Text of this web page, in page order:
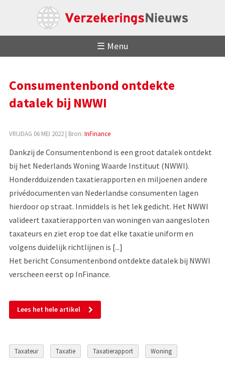
☰ Menu
Consumentenbond ontdekte
datalek bij NWWI
VRIJDAG 06 MEI 2022| Bron: InFinance
Dankzij de Consumentenbond is een groot datalek ontdekt
bij het Nederlands Woning Waarde Instituut (NWWI).
Honderdduizenden taxatierapporten en miljoenen andere
privédocumenten van Nederlandse consumenten lagen
hierdoor op straat. Inmiddels is het lek gedicht. Het NWWI
valideert taxatierapporten van woningen van aangesloten
taxateurs en ziet erop toe dat elke taxatie uniform en
volgens duidelijk richtlijnen is [...]
Het bericht Consumentenbond ontdekte datalek bij NWWI
verscheen eerst op InFinance.
Lees het hele artikel
Taxateur Taxatie Taxatierapport Woning